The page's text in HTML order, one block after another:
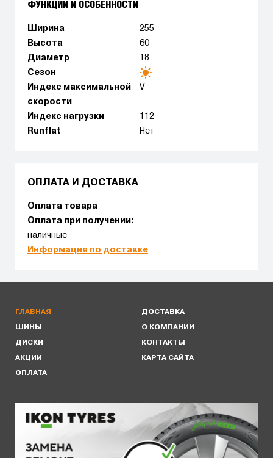
ФУНКЦИИ И ОСОБЕННОСТИ
Ширина
255
Высота
60
Диаметр
18
Сезон
Индекс максимальной
скорости
V
Индекс нагрузки
112
Runflat
Нет
ОПЛАТА И ДОСТАВКА
Оплата товара
Оплата при получении:
наличные
Информация по доставке
ГЛАВНАЯ
ШИНЫ
ДИСКИ
АКЦИИ
ОПЛАТА
ДОСТАВКА
О КОМПАНИИ
КОНТАКТЫ
КАРТА САЙТА